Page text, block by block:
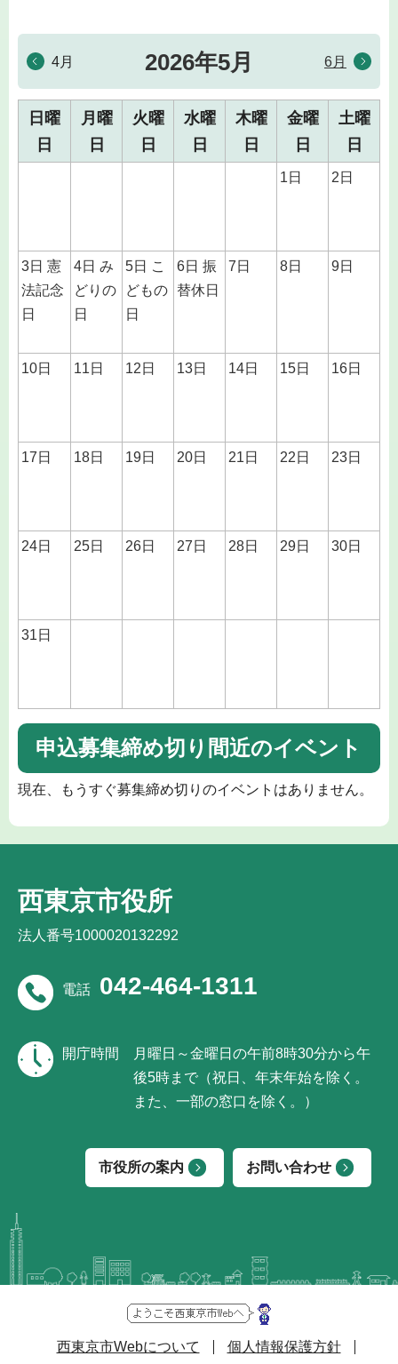
4月 6月
2026年5月
日曜
日
月曜
日
火曜
日
水曜
日
木曜
日
金曜
日
土曜
日
1日 2日
3日 憲
法記念
日
4日 み
どりの
日
5日 こ
どもの
日
6日 振
替休日
7日 8日 9日
10日 11日 12日 13日 14日 15日 16日
17日 18日 19日 20日 21日 22日 23日
24日 25日 26日 27日 28日 29日 30日
31日
申込募集締め切り間近のイベント
現在、もうすぐ募集締め切りのイベントはありません。
西東京市役所
法人番号1000020132292
電話 042-464-1311
開庁時間
月曜日～金曜日の午前8時30分から午
後5時まで（祝日、年末年始を除く。
また、一部の窓口を除く。）
市役所の案内 お問い合わせ
西東京市Webについて 個人情報保護方針